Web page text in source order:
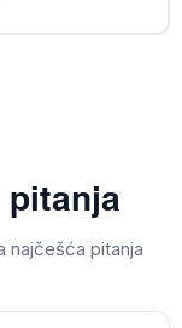
pitanja
najčešća pitanja